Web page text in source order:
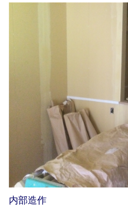
内部造作